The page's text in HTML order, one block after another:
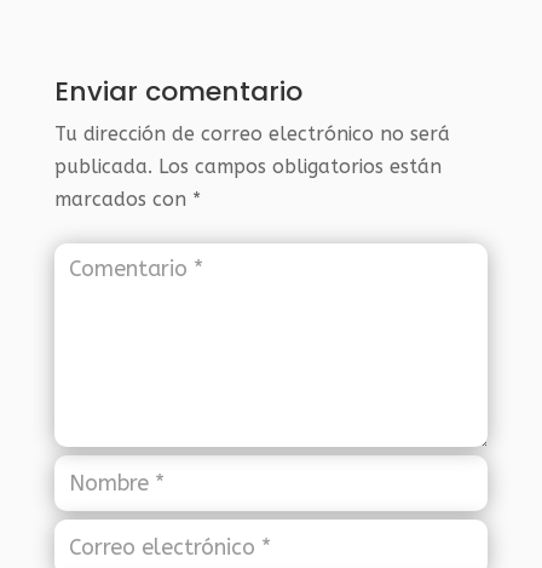
Enviar comentario
Tu dirección de correo electrónico no será
publicada. Los campos obligatorios están
marcados con *